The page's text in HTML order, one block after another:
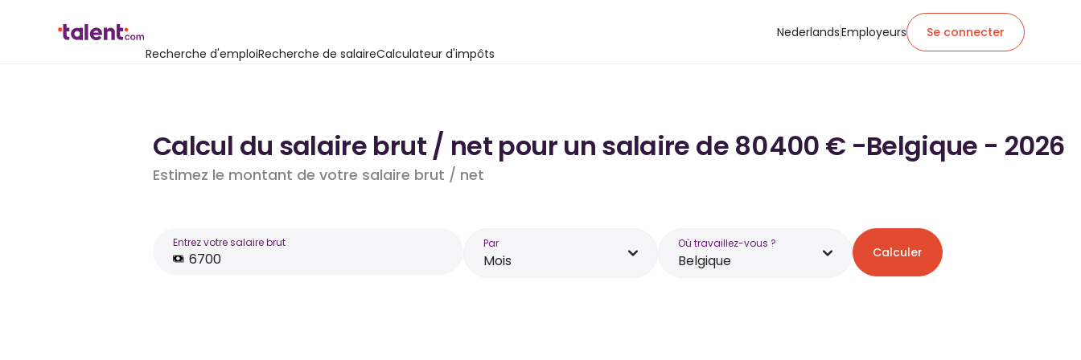
Recherche d'emploiRecherche de salaireCalculateur d'impôts
NederlandsEmployeurs Se connecter
Calcul du salaire brut / net pour un salaire de 80 400 € -Belgique - 2026
Estimez le montant de votre salaire brut / net
Entrez votre salaire brut Par
Mois
Où travaillez-vous ?
Belgique Calculer